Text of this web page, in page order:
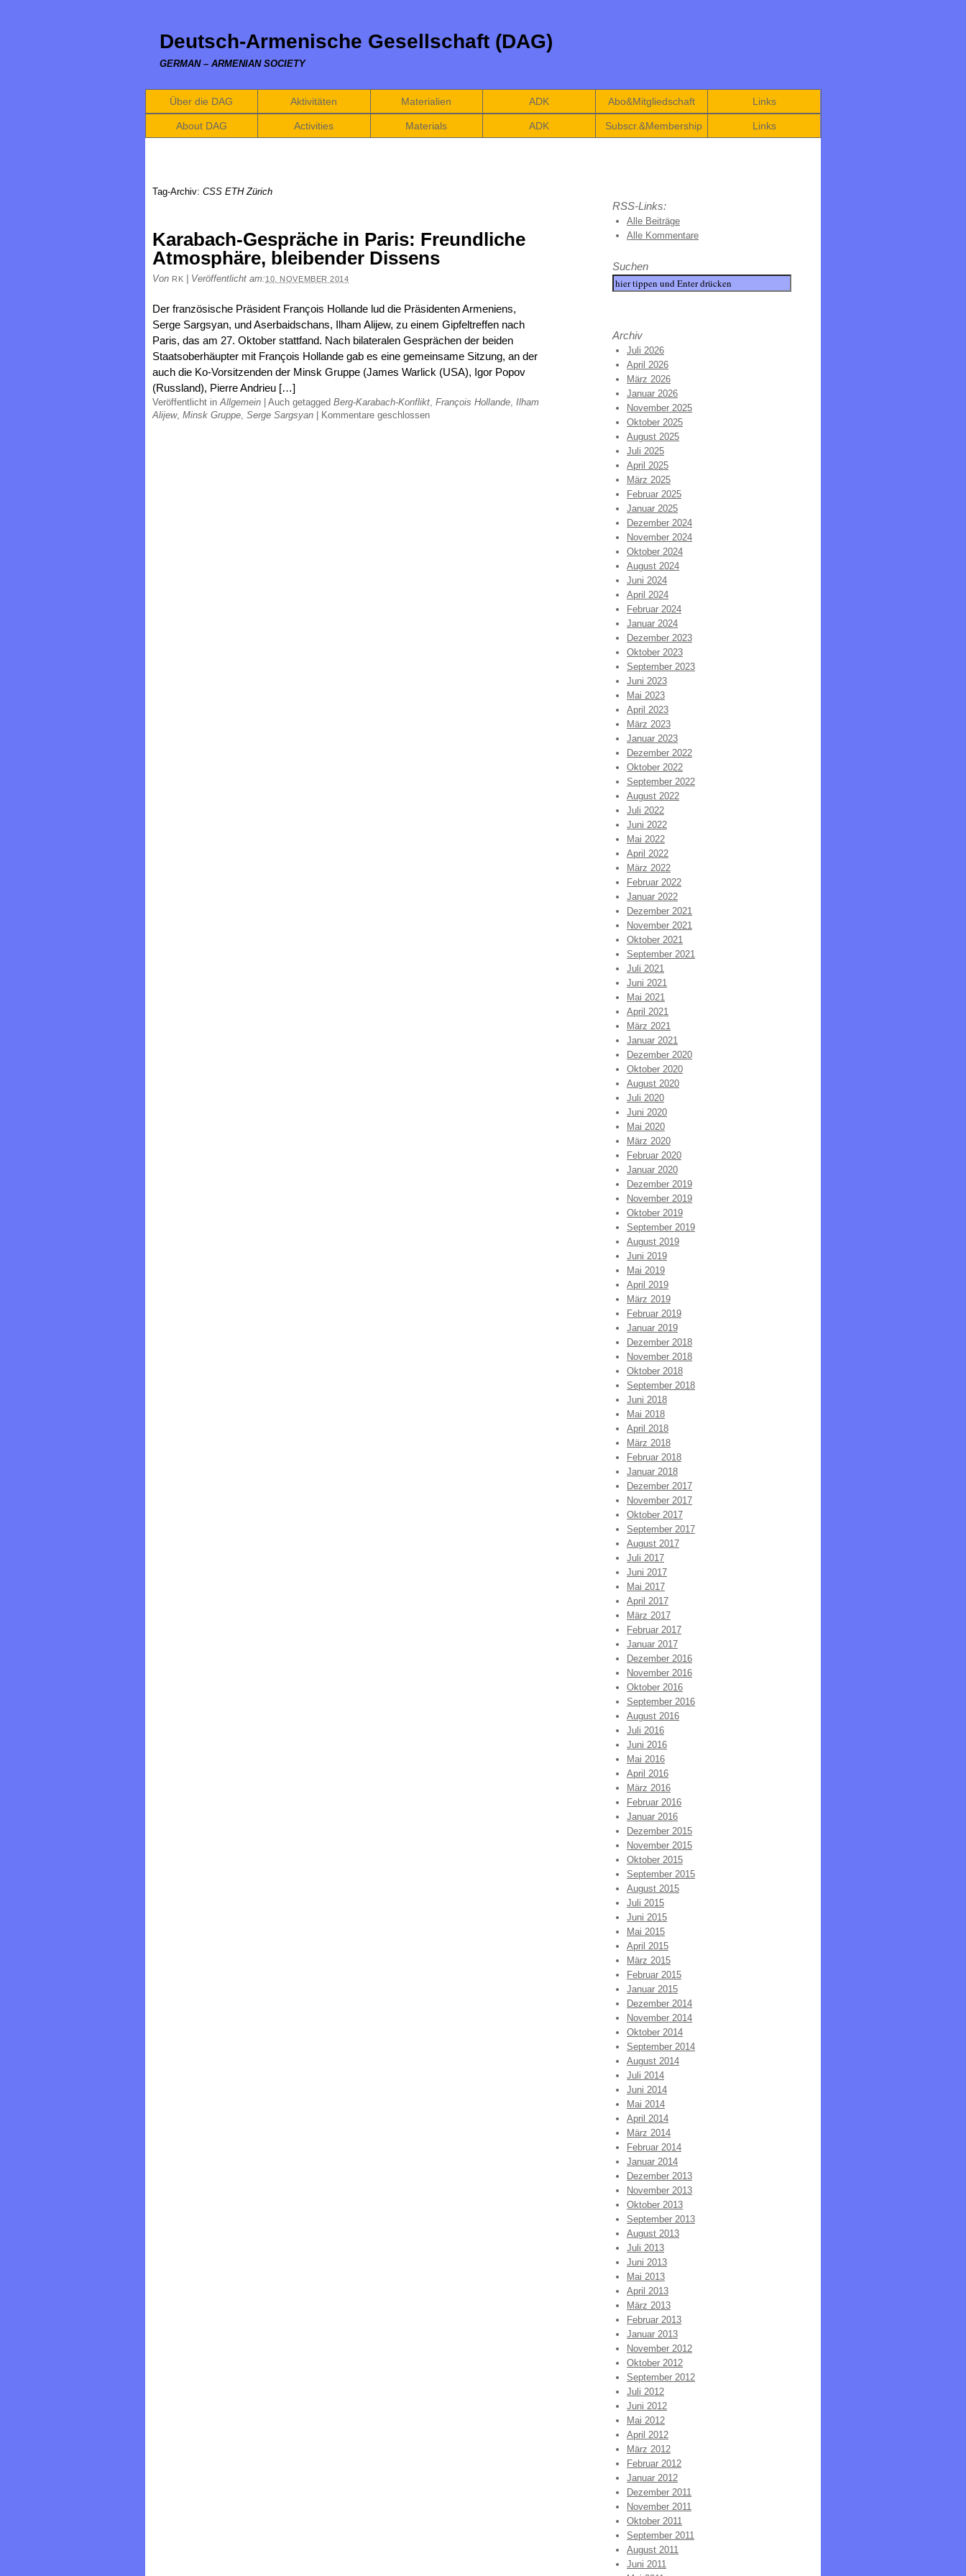
Deutsch-Armenische Gesellschaft (DAG)
GERMAN – ARMENIAN SOCIETY
Über die DAG Aktivitäten Materialien ADK Abo&Mitgliedschaft Links
About DAG Activities Materials ADK Subscr.&Membership Links
Tag-Archiv: CSS ETH Zürich
Karabach-Gespräche in Paris: Freundliche
Atmosphäre, bleibender Dissens
Von RK Veröffentlicht am:10. NOVEMBER 2014
Der französische Präsident François Hollande lud die Präsidenten Armeniens,
Serge Sargsyan, und Aserbaidschans, Ilham Alijew, zu einem Gipfeltreffen nach
Paris, das am 27. Oktober stattfand. Nach bilateralen Gesprächen der beiden
Staatsoberhäupter mit François Hollande gab es eine gemeinsame Sitzung, an der
auch die Ko-Vorsitzenden der Minsk Gruppe (James Warlick (USA), Igor Popov
(Russland), Pierre Andrieu […]
Veröffentlicht inAllgemein Auch getagged Berg-Karabach-Konflikt, François Hollande, Ilham
Alijew, Minsk Gruppe, Serge Sargsyan Kommentare geschlossen
RSS-Links:
Alle Beiträge
Alle Kommentare
Suchen
Archiv
Juli 2026
April 2026
März 2026
Januar 2026
November 2025
Oktober 2025
August 2025
Juli 2025
April 2025
März 2025
Februar 2025
Januar 2025
Dezember 2024
November 2024
Oktober 2024
August 2024
Juni 2024
April 2024
Februar 2024
Januar 2024
Dezember 2023
Oktober 2023
September 2023
Juni 2023
Mai 2023
April 2023
März 2023
Januar 2023
Dezember 2022
Oktober 2022
September 2022
August 2022
Juli 2022
Juni 2022
Mai 2022
April 2022
März 2022
Februar 2022
Januar 2022
Dezember 2021
November 2021
Oktober 2021
September 2021
Juli 2021
Juni 2021
Mai 2021
April 2021
März 2021
Januar 2021
Dezember 2020
Oktober 2020
August 2020
Juli 2020
Juni 2020
Mai 2020
März 2020
Februar 2020
Januar 2020
Dezember 2019
November 2019
Oktober 2019
September 2019
August 2019
Juni 2019
Mai 2019
April 2019
März 2019
Februar 2019
Januar 2019
Dezember 2018
November 2018
Oktober 2018
September 2018
Juni 2018
Mai 2018
April 2018
März 2018
Februar 2018
Januar 2018
Dezember 2017
November 2017
Oktober 2017
September 2017
August 2017
Juli 2017
Juni 2017
Mai 2017
April 2017
März 2017
Februar 2017
Januar 2017
Dezember 2016
November 2016
Oktober 2016
September 2016
August 2016
Juli 2016
Juni 2016
Mai 2016
April 2016
März 2016
Februar 2016
Januar 2016
Dezember 2015
November 2015
Oktober 2015
September 2015
August 2015
Juli 2015
Juni 2015
Mai 2015
April 2015
März 2015
Februar 2015
Januar 2015
Dezember 2014
November 2014
Oktober 2014
September 2014
August 2014
Juli 2014
Juni 2014
Mai 2014
April 2014
März 2014
Februar 2014
Januar 2014
Dezember 2013
November 2013
Oktober 2013
September 2013
August 2013
Juli 2013
Juni 2013
Mai 2013
April 2013
März 2013
Februar 2013
Januar 2013
November 2012
Oktober 2012
September 2012
Juli 2012
Juni 2012
Mai 2012
April 2012
März 2012
Februar 2012
Januar 2012
Dezember 2011
November 2011
Oktober 2011
September 2011
August 2011
Juni 2011